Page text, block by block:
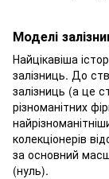
Моделі
Найцікавіша
залізниць. До
залізниць (а це
різноманітних
колекціонерів
за основний
(нуль).